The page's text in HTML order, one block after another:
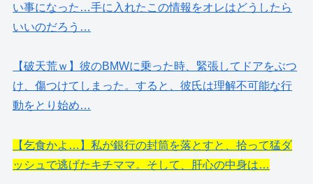
い事になった…手に入れたこの情報をオレはどうしたら
いいのだろう…
【破天荒ｗ】彼のBMWに乗った時、緊張してドアをぶつ
け、傷つけてしまった。すると、彼氏は理解不可能な行
動をとり始め…
【乞食かよ…】私が銀行の封筒を落とすと、拾って猛ダ
ッシュで逃げたキチママ。そして、肝心の中身は…